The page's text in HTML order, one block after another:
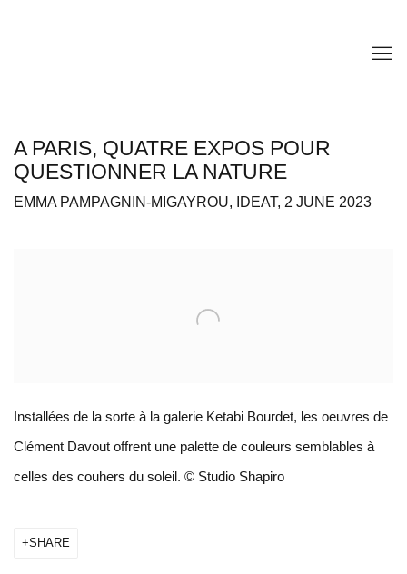
A PARIS, QUATRE EXPOS POUR
QUESTIONNER LA NATURE
EMMA PAMPAGNIN-MIGAYROU, IDEAT, 2 JUNE 2023
Installées de la sorte à la galerie Ketabi Bourdet, les oeuvres de
Clément Davout offrent une palette de couleurs semblables à
celles des couhers du soleil. © Studio Shapiro
SHARE